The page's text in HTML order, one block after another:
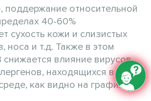
поддержание относительной
40-60%
сухость кожи и слизистых
носа и т.д. Также в этом
влияние вирусов,
находящихся в
как видно на графике